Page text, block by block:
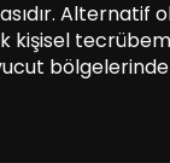
Alternatif
kişisel